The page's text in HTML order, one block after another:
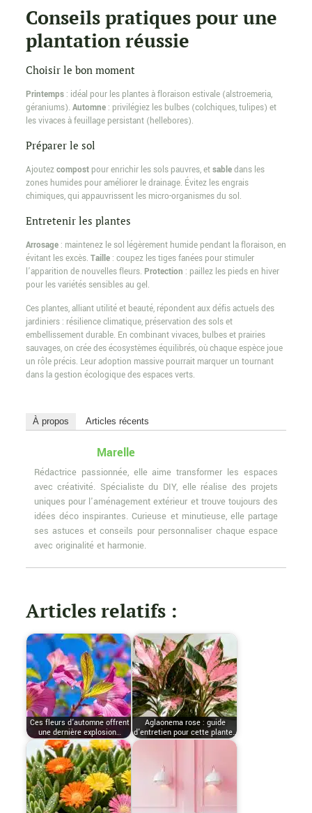
Conseils pratiques pour une
plantation réussie
Choisir le bon moment
Printemps: idéal pour les plantes à floraison estivale (alstroemeria,
géraniums). Automne: privilégiez les bulbes (colchiques, tulipes) et
les vivaces à feuillage persistant (hellebores).
Préparer le sol
Ajoutezcompostpour enrichir les sols pauvres, etsabledans les
zones humides pour améliorer le drainage. Évitez les engrais
chimiques, qui appauvrissent les micro-organismes du sol.
Entretenir les plantes
Arrosage: maintenez le sol légèrement humide pendant la floraison, en
évitant les excès. Taille: coupez les tiges fanées pour stimuler
l’apparition de nouvelles fleurs. Protection : paillez les pieds en hiver
pour les variétés sensibles au gel.
Ces plantes, alliant utilité et beauté, répondent aux défis actuels des
jardiniers : résilience climatique, préservation des sols et
embellissement durable. En combinant vivaces, bulbes et prairies
sauvages, on crée des écosystèmes équilibrés, où chaque espèce joue
un rôle précis. Leur adoption massive pourrait marquer un tournant
dans la gestion écologique des espaces verts.
À propos Articles récents
Marelle
Rédactrice passionnée, elle aime transformer les espaces
avec créativité. Spécialiste du DIY, elle réalise des projets
uniques pour l'aménagement extérieur et trouve toujours des
idées déco inspirantes. Curieuse et minutieuse, elle partage
ses astuces et conseils pour personnaliser chaque espace
avec originalité et harmonie.
Articles relatifs :
Ces fleurs d’automne offrent
une dernière explosion…
Aglaonema rose : guide
d'entretien pour cette plante…